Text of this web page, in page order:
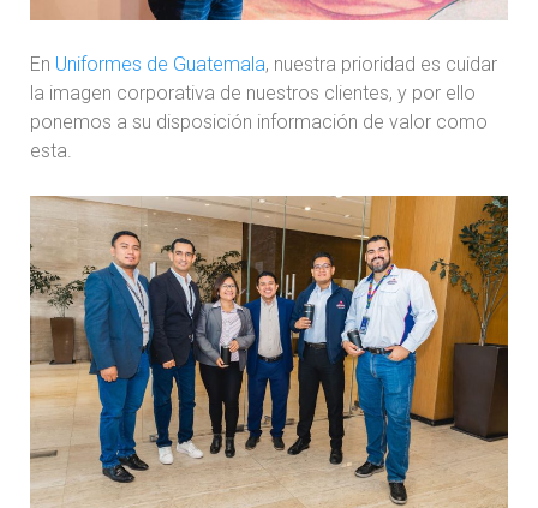
En Uniformes de Guatemala, nuestra prioridad es cuidar
la imagen corporativa de nuestros clientes, y por ello
ponemos a su disposición información de valor como
esta.